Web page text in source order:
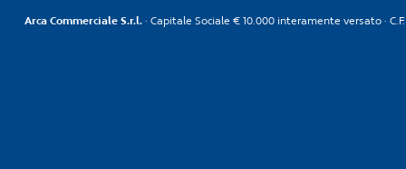
Arca Commerciale S.r.l. · Capitale Sociale € 10.000 interamente versato ·